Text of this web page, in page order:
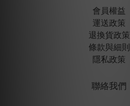
會員權益
運送政策
退換貨政策
條款與細則
隱私政策
聯絡我們